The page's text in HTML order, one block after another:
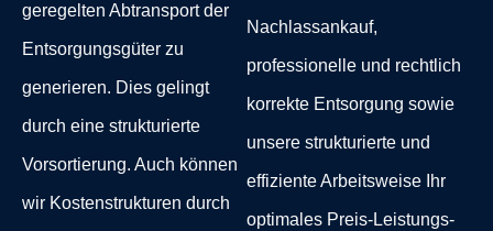
geregelten Abtransport der
Entsorgungsgüter zu
generieren. Dies gelingt
durch eine strukturierte
Vorsortierung. Auch können
wir Kostenstrukturen durch
Nachlassankauf,
professionelle und rechtlich
korrekte Entsorgung sowie
unsere strukturierte und
effiziente Arbeitsweise Ihr
optimales Preis-Leistungs-